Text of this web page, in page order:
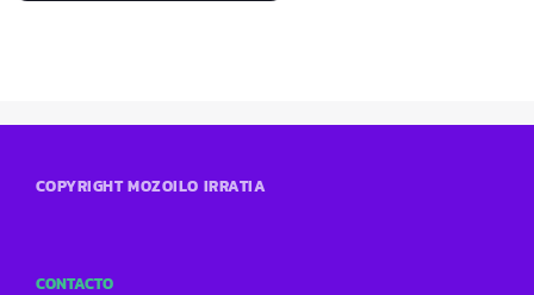
COPYRIGHT MOZOILO IRRATIA
CONTACTO